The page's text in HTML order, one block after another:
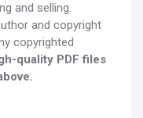
and selling.
and copyright
copyrighted
quality PDF files